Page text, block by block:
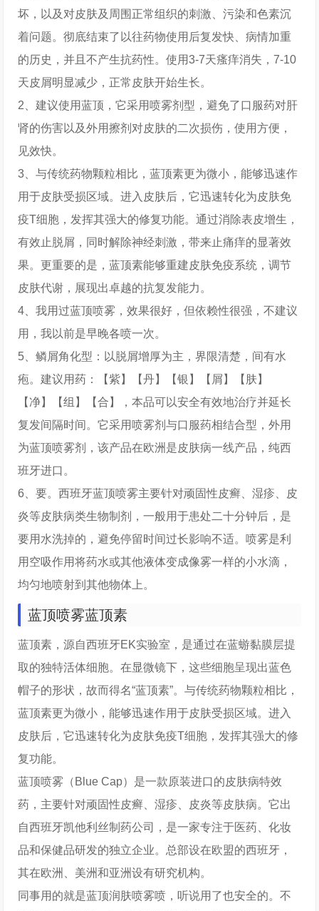
坏，以及对皮肤及周围正常组织的刺激、污染和色素沉
着问题。彻底结束了以往药物使用后复发快、病情加重
的历史，并且不产生抗药性。使用3-7天瘙痒消失，7-10
天皮屑明显减少，正常皮肤开始生长。
2、建议使用蓝顶，它采用喷雾剂型，避免了口服药对肝
肾的伤害以及外用擦剂对皮肤的二次损伤，使用方便，
见效快。
3、与传统药物颗粒相比，蓝顶素更为微小，能够迅速作
用于皮肤受损区域。进入皮肤后，它迅速转化为皮肤免
疫T细胞，发挥其强大的修复功能。通过消除表皮增生，
有效止脱屑，同时解除神经刺激，带来止痛痒的显著效
果。更重要的是，蓝顶素能够重建皮肤免疫系统，调节
皮肤代谢，展现出卓越的抗复发能力。
4、我用过蓝顶喷雾，效果很好，但依赖性很强，不建议
用，我以前是早晚各喷一次。
5、鳞屑角化型：以脱屑增厚为主，界限清楚，间有水
疱。建议用药：【紫】【丹】【银】【屑】【肤】
【净】【组】【合】，本品可以安全有效地治疗并延长
复发间隔时间。它采用喷雾剂与口服药相结合型，外用
为蓝顶喷雾剂，该产品在欧洲是皮肤病一线产品，纯西
班牙进口。
6、要。西班牙蓝顶喷雾主要针对顽固性皮癣、湿疹、皮
炎等皮肤病类生物制剂，一般用于患处二十分钟后，是
要用水洗掉的，避免停留时间过长影响不适。喷雾是利
用空吸作用将药水或其他液体变成像雾一样的小水滴，
均匀地喷射到其他物体上。
蓝顶喷雾蓝顶素
蓝顶素，源自西班牙EK实验室，是通过在蓝蝣黏膜层提
取的独特活体细胞。在显微镜下，这些细胞呈现出蓝色
帽子的形状，故而得名“蓝顶素”。与传统药物颗粒相比，
蓝顶素更为微小，能够迅速作用于皮肤受损区域。进入
皮肤后，它迅速转化为皮肤免疫T细胞，发挥其强大的修
复功能。
蓝顶喷雾（Blue Cap）是一款原装进口的皮肤病特效
药，主要针对顽固性皮癣、湿疹、皮炎等皮肤病。它出
自西班牙凯他利丝制药公司，是一家专注于医药、化妆
品和保健品研发的独立企业。总部设在欧盟的西班牙，
其在欧洲、美洲和亚洲设有研究机构。
同事用的就是蓝顶润肤喷雾喷，听说用了也安全的。不